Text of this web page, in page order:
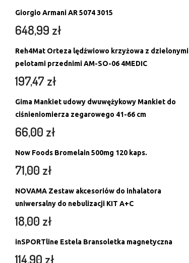
Giorgio Armani AR 5074 3015
648,99 zł
Reh4Mat Orteza lędźwiowo krzyżowa z dzielonymi
pelotami przednimi AM-SO-06 4MEDIC
197,47 zł
Gima Mankiet udowy dwuwężykowy Mankiet do
ciśnieniomierza zegarowego 41-66 cm
66,00 zł
Now Foods Bromelain 500mg 120 kaps.
71,00 zł
NOVAMA Zestaw akcesoriów do inhalatora
uniwersalny do nebulizacji KIT A+C
18,00 zł
inSPORTline Estela Bransoletka magnetyczna
114,90 zł